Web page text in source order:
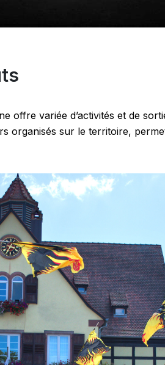
offre variée d’activités et de
organisés sur le territoire,